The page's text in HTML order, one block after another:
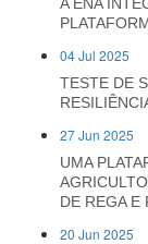
04 Jul 2025
TESTE DE
27 Jun 2025
UMA
DE REGA E
20 Jun 2025